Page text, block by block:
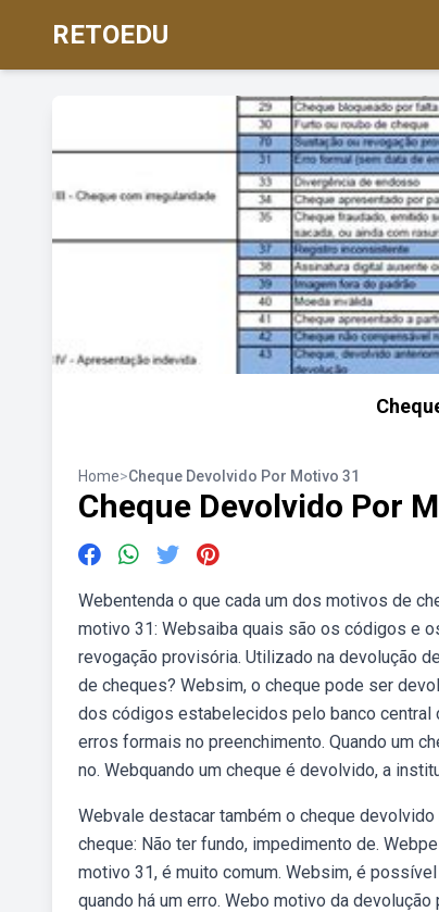
RETOEDU
Home>Cheque Devolvido Por Motivo 31
Cheque Devolvido Por
Webentenda o que cada um dos motivos de
motivo 31: Websaiba quais são os códigos e
revogação provisória. Utilizado na devolução
de cheques? Websim, o cheque pode ser
dos códigos estabelecidos pelo banco central
erros formais no preenchimento. Quando um
no. Webquando um cheque é devolvido, a
Webvale destacar também o cheque
cheque: Não ter fundo, impedimento de.
motivo 31, é muito comum. Websim, é
quando há um erro. Webo motivo da